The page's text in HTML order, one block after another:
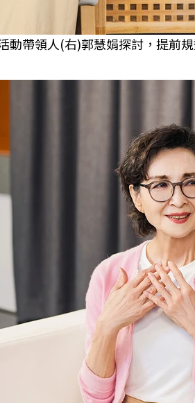
動帶領人(右)郭慧娟探討，提前